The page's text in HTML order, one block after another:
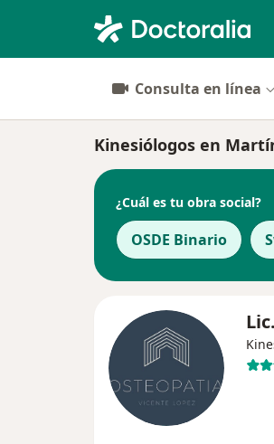
Consulta en línea
Kinesiólogos en
¿Cuál es tu obra social?
OSDE Binario